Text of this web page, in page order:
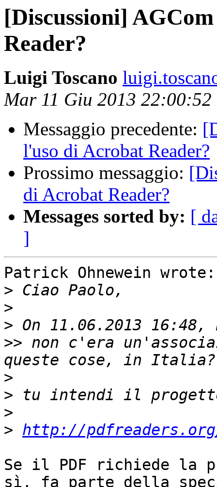
[Discussioni]
Reader?
Luigi Toscano
Mar 11 Giu 2013 22:00:52
Messaggio precedente:
l'uso di Acrobat Reader?
Prossimo messaggio:
di Acrobat Reader?
Messages sorted by: [
]
Patrick Ohnewein wrote:
>
>
>
>> non c'era
>
>
>
> http://
Se il PDF richiede la
sì, fa parte della